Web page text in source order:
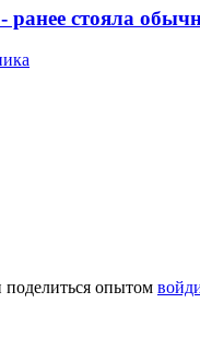
стояла
поделиться опытом